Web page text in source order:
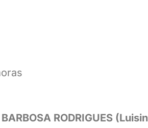
BARBOSA RODRIGUES